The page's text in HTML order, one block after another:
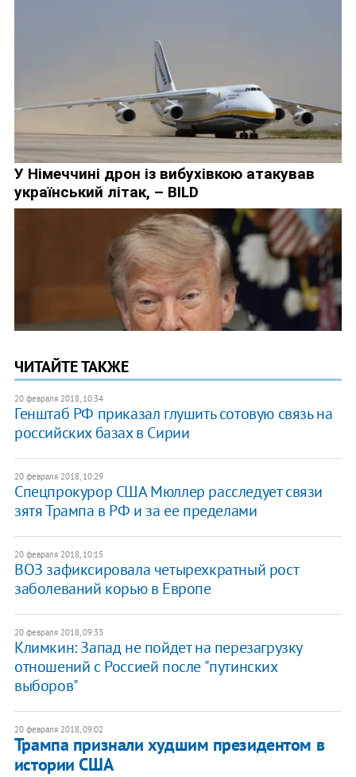
ЧИТАЙТЕ ТАКЖЕ
20 февраля 2018, 10:34
Генштаб РФ приказал глушить сотовую связь на
российских базах в Сирии
20 февраля 2018, 10:29
Спецпрокурор США Мюллер расследует связи
зятя Трампа в РФ и за ее пределами
20 февраля 2018, 10:15
ВОЗ зафиксировала четырехкратный рост
заболеваний корью в Европе
20 февраля 2018, 09:33
​Климкин: Запад не пойдет на перезагрузку
отношений с Россией после "путинских
выборов"
20 февраля 2018, 09:02
Трампа признали худшим президентом в
истории США